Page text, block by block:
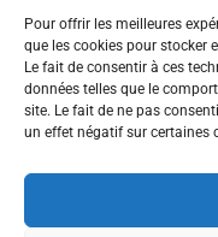
Pour offrir les meilleures
que les cookies pour stocker
Le fait de consentir à ces
données telles que le
site. Le fait de ne pas
un effet négatif sur certaines